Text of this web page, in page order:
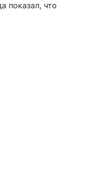
показал, что